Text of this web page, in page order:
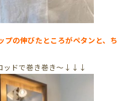
の伸びたところがペタンと、ち
ッドで巻き巻き～↓↓↓